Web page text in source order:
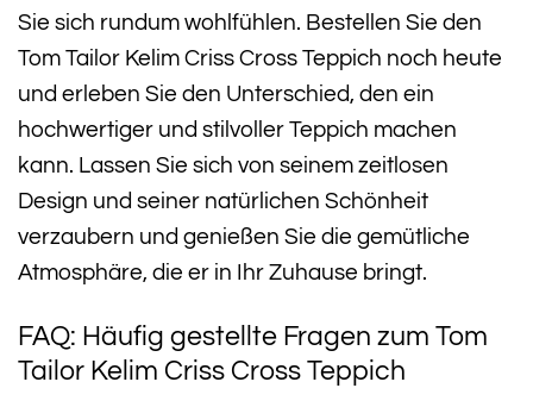
Sie sich rundum wohlfühlen. Bestellen Sie den
Tom Tailor Kelim Criss Cross Teppich noch heute
und erleben Sie den Unterschied, den ein
hochwertiger und stilvoller Teppich machen
kann. Lassen Sie sich von seinem zeitlosen
Design und seiner natürlichen Schönheit
verzaubern und genießen Sie die gemütliche
Atmosphäre, die er in Ihr Zuhause bringt.
FAQ: Häufig gestellte Fragen zum Tom
Tailor Kelim Criss Cross Teppich